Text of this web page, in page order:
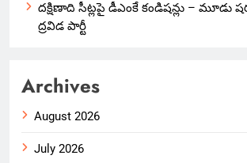
దక్షిణాది సీట్లపై డీఎంకే కండిషన్లు – మూడు
ద్రవిడ పార్టీ
Archives
August 2026
July 2026